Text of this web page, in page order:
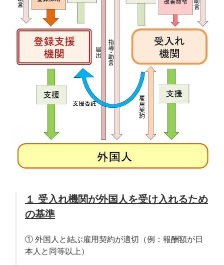
１ 受入れ機関が外国人を受け入れるため
の基準
① 外国人と結ぶ雇用契約が適切（例：報酬額が日
本人と同等以上）